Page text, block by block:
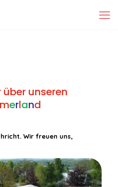
unseren
merland
Wir freuen uns,